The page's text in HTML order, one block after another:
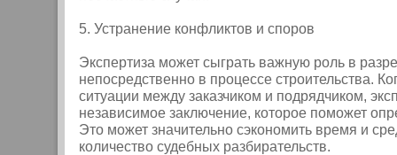
5. Устранение конфликтов и споров
Экспертиза может сыграть важную роль в
непосредственно в процессе строительства.
ситуации между заказчиком и подрядчиком,
независимое заключение, которое поможет
Это может значительно сэкономить время и
количество судебных разбирательств.